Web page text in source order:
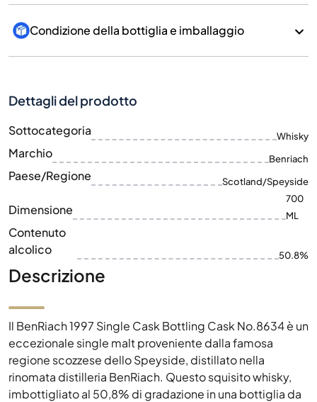
Condizione della bottiglia e imballaggio
Dettagli del prodotto
Sottocategoria Whisky
Marchio Benriach
Paese/Regione Scotland/Speyside
Dimensione
700
ML
Contenuto
alcolico
50.8%
Descrizione
Il BenRiach 1997 Single Cask Bottling Cask No.8634 è un
eccezionale single malt proveniente dalla famosa
regione scozzese dello Speyside, distillato nella
rinomata distilleria BenRiach. Questo squisito whisky,
imbottigliato al 50,8% di gradazione in una bottiglia da